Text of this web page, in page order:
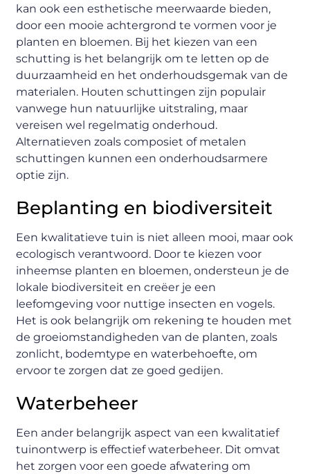
kan ook een esthetische meerwaarde bieden,
door een mooie achtergrond te vormen voor je
planten en bloemen. Bij het kiezen van een
schutting is het belangrijk om te letten op de
duurzaamheid en het onderhoudsgemak van de
materialen. Houten schuttingen zijn populair
vanwege hun natuurlijke uitstraling, maar
vereisen wel regelmatig onderhoud.
Alternatieven zoals composiet of metalen
schuttingen kunnen een onderhoudsarmere
optie zijn.
Beplanting en biodiversiteit
Een kwalitatieve tuin is niet alleen mooi, maar ook
ecologisch verantwoord. Door te kiezen voor
inheemse planten en bloemen, ondersteun je de
lokale biodiversiteit en creëer je een
leefomgeving voor nuttige insecten en vogels.
Het is ook belangrijk om rekening te houden met
de groeiomstandigheden van de planten, zoals
zonlicht, bodemtype en waterbehoefte, om
ervoor te zorgen dat ze goed gedijen.
Waterbeheer
Een ander belangrijk aspect van een kwalitatief
tuinontwerp is effectief waterbeheer. Dit omvat
het zorgen voor een goede afwatering om